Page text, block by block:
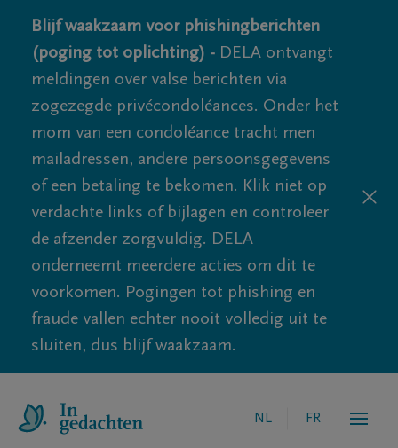
Blijf waakzaam voor phishingberichten
(poging tot oplichting) - DELA ontvangt
meldingen over valse berichten via
zogezegde privécondoléances. Onder het
mom van een condoléance tracht men
mailadressen, andere persoonsgegevens
of een betaling te bekomen. Klik niet op
verdachte links of bijlagen en controleer
de afzender zorgvuldig. DELA
onderneemt meerdere acties om dit te
voorkomen. Pogingen tot phishing en
fraude vallen echter nooit volledig uit te
sluiten, dus blijf waakzaam.
NL FR